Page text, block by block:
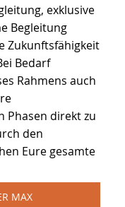
exklusive
Begleitung
Zukunftsfähigkeit
Bedarf
Rahmens auch
Phasen direkt zu
den
Eure gesamte
MAX